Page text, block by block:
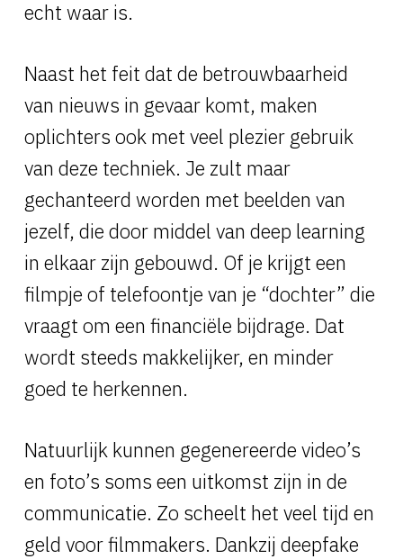
echt waar is.
Naast het feit dat de betrouwbaarheid
van nieuws in gevaar komt, maken
oplichters ook met veel plezier gebruik
van deze techniek. Je zult maar
gechanteerd worden met beelden van
jezelf, die door middel van deep learning
in elkaar zijn gebouwd. Of je krijgt een
filmpje of telefoontje van je “dochter” die
vraagt om een financiële bijdrage. Dat
wordt steeds makkelijker, en minder
goed te herkennen.
Natuurlijk kunnen gegenereerde video’s
en foto’s soms een uitkomst zijn in de
communicatie. Zo scheelt het veel tijd en
geld voor filmmakers. Dankzij deepfake